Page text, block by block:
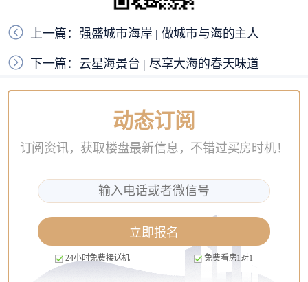
上一篇：强盛城市海岸 | 做城市与海的主人
下一篇：云星海景台 | 尽享大海的春天味道
动态订阅
订阅资讯，获取楼盘最新信息，不错过买房时机！
立即报名
24小时免费接送机 免费看房1对1